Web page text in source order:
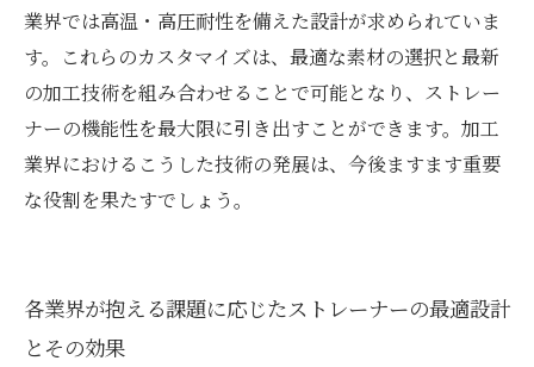
業界では高温・高圧耐性を備えた設計が求められていま
す。これらのカスタマイズは、最適な素材の選択と最新
の加工技術を組み合わせることで可能となり、ストレー
ナーの機能性を最大限に引き出すことができます。加工
業界におけるこうした技術の発展は、今後ますます重要
な役割を果たすでしょう。
各業界が抱える課題に応じたストレーナーの最適設計
とその効果